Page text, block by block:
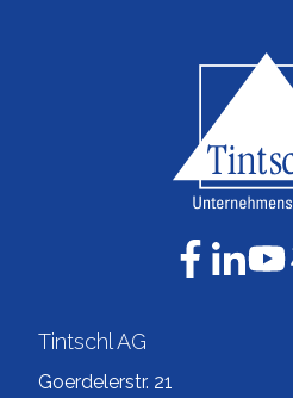
Tintschl AG
Goerdelerstr. 21